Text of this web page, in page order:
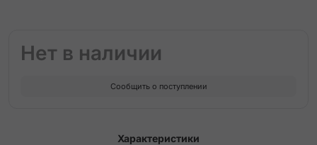
Нет в наличии
Сообщить о поступлении
Характеристики